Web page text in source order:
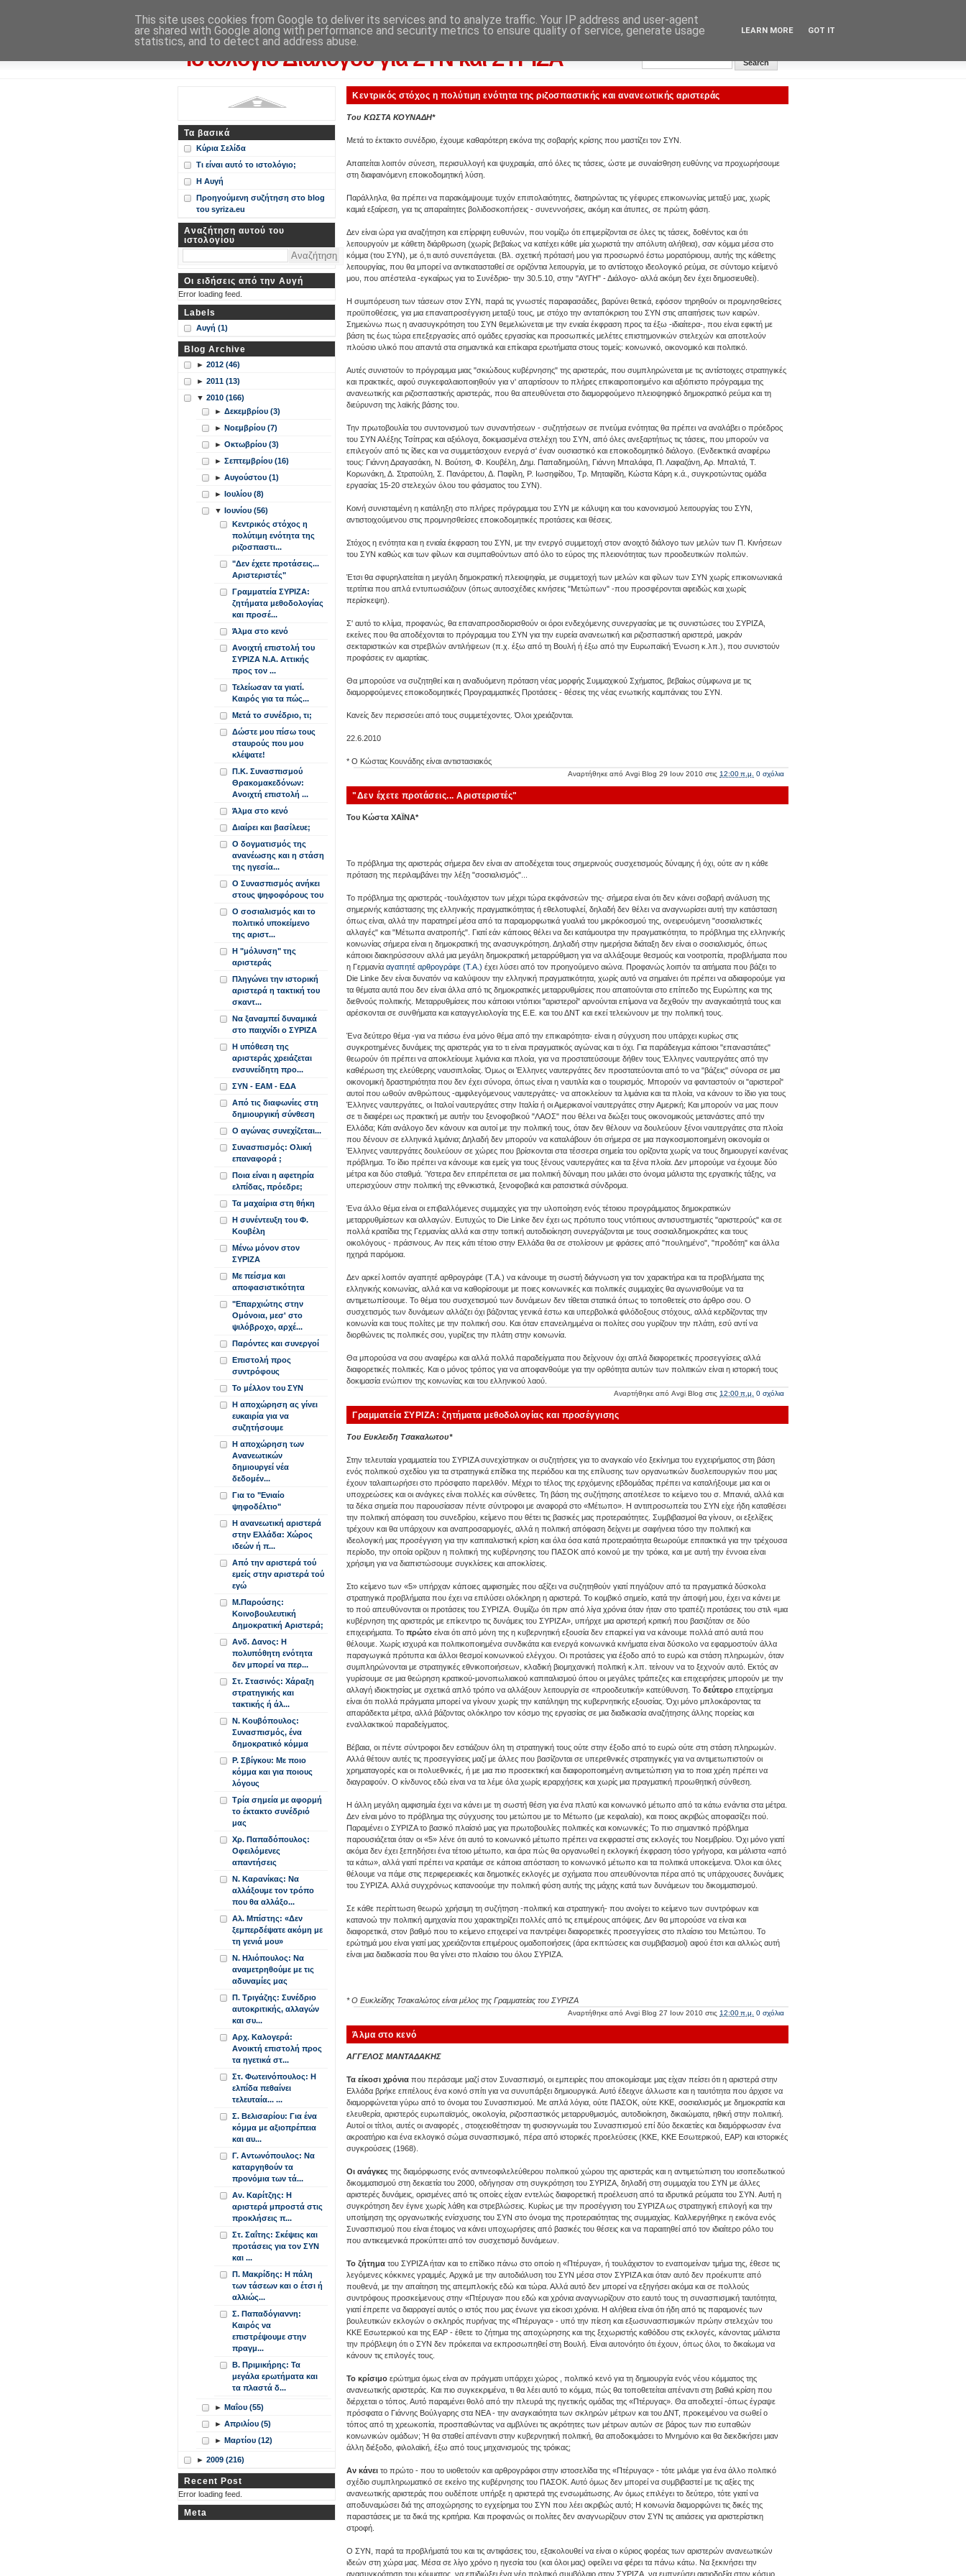
Αυγή: Κεντρική σελίδα
Ιστολόγιο Διαλόγου για ΣΥΝ και ΣΥΡΙΖΑ
Περί ΣΥΝ, ΣΥΡΙΖΑ και ευρωεκλογικού αποτελέσματος: από την εφημερίδα "Αυγή"
Κεντρικός στόχος η πολύτιμη ενότητα της ριζοσπαστικής και ανανεωτικής αριστεράς
Του ΚΩΣΤΑ ΚΟΥΝΑΔΗ*
Μετά το έκτακτο συνέδριο, έχουμε καθαρότερη εικόνα της σοβαρής κρίσης που μαστίζει τον ΣΥΝ.
Απαιτείται λοιπόν σύνεση, περισυλλογή και ψυχραιμία, από όλες τις τάσεις, ώστε με συναίσθηση ευθύνης να προχωρήσουμε
στη διαφαινόμενη εποικοδομητική λύση.
Παράλληλα, θα πρέπει να παρακάμψουμε τυχόν επιπολαιότητες, διατηρώντας τις γέφυρες επικοινωνίας μεταξύ μας, χωρίς
καμιά εξαίρεση, για τις απαραίτητες βολιδοσκοπήσεις - συνεννοήσεις, ακόμη και άτυπες, σε πρώτη φάση.
Δεν είναι ώρα για αναζήτηση και επίρριψη ευθυνών, που νομίζω ότι επιμερίζονται σε όλες τις τάσεις, δοθέντος και ότι
λειτουργούν με κάθετη διάρθρωση (χωρίς βεβαίως να κατέχει κάθε μία χωριστά την απόλυτη αλήθεια), σαν κόμμα μέσα στο
κόμμα (του ΣΥΝ), με ό,τι αυτό συνεπάγεται. (Βλ. σχετική πρότασή μου για προσωρινό έστω μορατόριουμ, αυτής της κάθετης
λειτουργίας, που θα μπορεί να αντικατασταθεί σε οριζόντια λειτουργία, με το αντίστοιχο ιδεολογικό ρεύμα, σε σύντομο κείμενό
μου, που απέστειλα -εγκαίρως για το Συνέδριο- την 30.5.10, στην "ΑΥΓΗ" - Διάλογο- αλλά ακόμη δεν έχει δημοσιευθεί).
Η συμπόρευση των τάσεων στον ΣΥΝ, παρά τις γνωστές παραφασάδες, βαρύνει θετικά, εφόσον τηρηθούν οι προμνησθείσες
προϋποθέσεις, για μια επαναπροσέγγιση μεταξύ τους, με στόχο την ανταπόκριση του ΣΥΝ στις απαιτήσεις των καιρών.
Σημειώνω πως η ανασυγκρότηση του ΣΥΝ θεμελιώνεται με την ενιαία έκφραση προς τα έξω -ιδιαίτερα-, που είναι εφικτή με
βάση τις έως τώρα επεξεργασίες από ομάδες εργασίας και προσωπικές μελέτες επιστημονικών στελεχών και αποτελούν
πλούσιο υλικό που απαντά στα σημαντικά και επίκαιρα ερωτήματα στους τομείς: κοινωνικό, οικονομικό και πολιτικό.
Αυτές συνιστούν το πρόγραμμα μιας "σκιώδους κυβέρνησης" της αριστεράς, που συμπληρώνεται με τις αντίστοιχες στρατηγικές
και πρακτικές, αφού συγκεφαλαιοποιηθούν για ν' απαρτίσουν το πλήρες επικαιροποιημένο και αξιόπιστο πρόγραμμα της
ανανεωτικής και ριζοσπαστικής αριστεράς, που θα απευθύνεται στο διαμορφούμενο πλειοψηφικό δημοκρατικό ρεύμα και τη
διεύρυνση της λαϊκής βάσης του.
Την πρωτοβουλία του συντονισμού των συναντήσεων - συζητήσεων σε πνεύμα ενότητας θα πρέπει να αναλάβει ο πρόεδρος
του ΣΥΝ Αλέξης Τσίπρας και αξιόλογα, δοκιμασμένα στελέχη του ΣΥΝ, από όλες ανεξαρτήτως τις τάσεις, που μπορούν να
επιλεγούν από τις ίδιες και να συμμετάσχουν ενεργά σ' έναν ουσιαστικό και εποικοδομητικό διάλογο. (Ενδεικτικά αναφέρω
τους: Γιάννη Δραγασάκη, Ν. Βούτση, Φ. Κουβέλη, Δημ. Παπαδημούλη, Γιάννη Μπαλάφα, Π. Λαφαζάνη, Αρ. Μπαλτά, Τ.
Κορωνάκη, Δ. Στρατούλη, Σ. Πανάρετου, Δ. Παφίλη, Ρ. Ιωσηφίδου, Τρ. Μηταφίδη, Κώστα Κάρη κ.ά., συγκροτώντας ομάδα
εργασίας 15-20 στελεχών όλου του φάσματος του ΣΥΝ).
Κοινή συνισταμένη η κατάληξη στο πλήρες πρόγραμμα του ΣΥΝ με κάλυψη και του κανονισμού λειτουργίας του ΣΥΝ,
αντιστοιχούμενου στις προμνησθείσες εποικοδομητικές προτάσεις και θέσεις.
Στόχος η ενότητα και η ενιαία έκφραση του ΣΥΝ, με την ενεργό συμμετοχή στον ανοιχτό διάλογο των μελών των Π. Κινήσεων
του ΣΥΝ καθώς και των φίλων και συμπαθούντων από όλο το εύρος της πλειονότητας των προοδευτικών πολιτών.
Έτσι θα σφυρηλατείται η μεγάλη δημοκρατική πλειοψηφία, με συμμετοχή των μελών και φίλων των ΣΥΝ χωρίς επικοινωνιακά
τερτίπια που απλά εντυπωσιάζουν (όπως αυτοσχέδιες κινήσεις "Μετώπων" -που προσφέρονται αφειδώς και χωρίς
περίσκεψη).
Σ' αυτό το κλίμα, προφανώς, θα επαναπροσδιορισθούν οι όροι ενδεχόμενης συνεργασίας με τις συνιστώσες του ΣΥΡΙΖΑ,
εκείνες που θα αποδέχονται το πρόγραμμα του ΣΥΝ για την ευρεία ανανεωτική και ριζοσπαστική αριστερά, μακράν
σεκταριστικών και στρεβλών αντιλήψεων (π.χ. έξω από τη Βουλή ή έξω από την Ευρωπαϊκή Ένωση κ.λπ.), που συνιστούν
προφάσεις εν αμαρτίαις.
Θα μπορούσε να συζητηθεί και η αναδυόμενη πρόταση νέας μορφής Συμμαχικού Σχήματος, βεβαίως σύμφωνα με τις
διαμορφούμενες εποικοδομητικές Προγραμματικές Προτάσεις - θέσεις της νέας ενωτικής καμπάνιας του ΣΥΝ.
Κανείς δεν περισσεύει από τους συμμετέχοντες. Όλοι χρειάζονται.
22.6.2010
* Ο Κώστας Κουνάδης είναι αντιστασιακός
Αναρτήθηκε από Avgi Blog 29 Ιουν 2010 στις 12:00 π.μ. 0 σχόλια
"Δεν έχετε προτάσεις... Αριστεριστές"
Του Κώστα ΧΑΪΝΑ*
Το πρόβλημα της αριστεράς σήμερα δεν είναι αν αποδέχεται τους σημερινούς συσχετισμούς δύναμης ή όχι, ούτε αν η κάθε
πρόταση της περιλαμβάνει την λέξη "σοσιαλισμός"...
Το πρόβλημα της αριστεράς -τουλάχιστον των μέχρι τώρα εκφάνσεών της- σήμερα είναι ότι δεν κάνει σοβαρή ανάλυση της
σημερινής κατάστασης της ελληνικής πραγματικότητας ή εθελοτυφλεί, δηλαδή δεν θέλει να αναγνωρίσει αυτή την κατάσταση
όπως είναι, αλλά την παρατηρεί μέσα από τα παραμορφωτικά γυαλιά του μικρόκοσμού της, ονειρευόμενη "σοσιαλιστικές
αλλαγές" και "Μέτωπα ανατροπής". Γιατί εάν κάποιος θέλει να δει κατάμουτρα την πραγματικότητα, το πρόβλημα της ελληνικής
κοινωνίας σήμερα είναι η δημοκρατική της ανασυγκρότηση. Δηλαδή στην ημερήσια διάταξη δεν είναι ο σοσιαλισμός, όπως
κάποιοι διακηρύσσουν αλλά μια μεγάλη δημοκρατική μεταρρύθμιση για να αλλάξουμε θεσμούς και νοοτροπία, προβλήματα που
η Γερμανία αγαπητέ αρθρογράφε (Τ.Α.) έχει λύσει από τον προηγούμενο αιώνα. Προφανώς λοιπόν τα αιτήματα που βάζει το
Die Linke δεν είναι δυνατόν να καλύψουν την ελληνική πραγματικότητα, χωρίς αυτό να σημαίνει ότι πρέπει να αδιαφορούμε για
τα θέματα αυτά που δεν είναι άλλα από τις δημοκρατικές μεταρρυθμίσεις που απαιτούνται στο επίπεδο της Ευρώπης και της
διεθνούς πολιτικής. Μεταρρυθμίσεις που κάποιοι ντόπιοι "αριστεροί" αρνούνται επίμονα να δεχθούν την αναγκαιότητά τους και
αρέσκονται σε συνθήματα και καταγγελιολογία της Ε.Ε. και του ΔΝΤ και εκεί τελειώνουν με την πολιτική τους.
Ένα δεύτερο θέμα -για να πιάσω ένα μόνο θέμα από την επικαιρότητα- είναι η σύγχυση που υπάρχει κυρίως στις
συγκροτημένες δυνάμεις της αριστεράς για το τι είναι πραγματικός αγώνας και τι όχι. Για παράδειγμα κάποιοι "επαναστάτες"
θεωρούν ότι πρέπει να αποκλείουμε λιμάνια και πλοία, για να προστατεύσουμε δήθεν τους Έλληνες ναυτεργάτες από την
καθιέρωση της ελεύθερης ναυσιπλοΐας. Όμως οι Έλληνες ναυτεργάτες δεν προστατεύονται από το να "βάζεις" σύνορα σε μια
οικονομική δραστηριότητα που δεν έχει σύνορα, όπως είναι η ναυτιλία και ο τουρισμός. Μπορούν να φανταστούν οι "αριστεροί"
αυτοί που ωθούν ανθρώπους -αμφιλεγόμενους ναυτεργάτες- να αποκλείουν τα λιμάνια και τα πλοία, να κάνουν το ίδιο για τους
Έλληνες ναυτεργάτες, οι Ιταλοί ναυτεργάτες στην Ιταλία ή οι Αμερικανοί ναυτεργάτες στην Αμερική; Και μπορούν να μας πουν
σε τι διαφέρει ως πρακτική με αυτήν του ξενοφοβικού "ΛΑΟΣ" που θέλει να διώξει τους οικονομικούς μετανάστες από την
Ελλάδα; Κάτι ανάλογο δεν κάνουν και αυτοί με την πολιτική τους, όταν δεν θέλουν να δουλεύουν ξένοι ναυτεργάτες στα πλοία
που δένουν σε ελληνικά λιμάνια; Δηλαδή δεν μπορούν να καταλάβουν ότι σήμερα σε μια παγκοσμιοποιημένη οικονομία οι
Έλληνες ναυτεργάτες δουλεύουν σε χώρες που βρίσκονται στα τέσσερα σημεία του ορίζοντα χωρίς να τους δημιουργεί κανένας
πρόβλημα. Το ίδιο πρέπει να κάνουμε και εμείς για τους ξένους ναυτεργάτες και τα ξένα πλοία. Δεν μπορούμε να έχουμε δύο
μέτρα και δύο σταθμά. Ύστερα δεν επιτρέπεται σε μια πολιτική δύναμη που μιλάει στο όνομα μάλιστα της εργατικής τάξης, να
υπερισχύουν στην πολιτική της εθνικιστικά, ξενοφοβικά και ρατσιστικά σύνδρομα.
Ένα άλλο θέμα είναι οι επιβαλλόμενες συμμαχίες για την υλοποίηση ενός τέτοιου προγράμματος δημοκρατικών
μεταρρυθμίσεων και αλλαγών. Ευτυχώς το Die Linke δεν έχει ως πρότυπο τους ντόπιους αντισυστημιστές "αριστερούς" και σε
πολλά κρατίδια της Γερμανίας αλλά και στην τοπική αυτοδιοίκηση συνεργάζονται με τους σοσιαλδημοκράτες και τους
οικολόγους - πράσινους. Αν πεις κάτι τέτοιο στην Ελλάδα θα σε στολίσουν με φράσεις από "πουλημένο", "προδότη" και άλλα
ηχηρά παρόμοια.
Δεν αρκεί λοιπόν αγαπητέ αρθρογράφε (Τ.Α.) να κάνουμε τη σωστή διάγνωση για τον χαρακτήρα και τα προβλήματα της
ελληνικής κοινωνίας, αλλά και να καθορίσουμε με ποιες κοινωνικές και πολιτικές συμμαχίες θα αγωνισθούμε να τα
αντιμετωπίσουμε. Το θέμα του συσχετισμού των δυνάμεων δεν τίθεται στατικά όπως το τοποθετείς στο άρθρο σου. Ο
συσχετισμός των δυνάμεων αλλάζει όχι βάζοντας γενικά έστω και υπερβολικά φιλόδοξους στόχους, αλλά κερδίζοντας την
κοινωνία και τους πολίτες με την πολιτική σου. Και όταν επανειλημμένα οι πολίτες σου γυρίζουν την πλάτη, εσύ αντί να
διορθώνεις τις πολιτικές σου, γυρίζεις την πλάτη στην κοινωνία.
Θα μπορούσα να σου αναφέρω και αλλά πολλά παραδείγματα που δείχνουν όχι απλά διαφορετικές προσεγγίσεις αλλά
διαφορετικές πολιτικές. Και ο μόνος τρόπος για να αποφανθούμε για την ορθότητα αυτών των πολιτικών είναι η ιστορική τους
δοκιμασία ενώπιον της κοινωνίας και του ελληνικού λαού.
Αναρτήθηκε από Avgi Blog στις 12:00 π.μ. 0 σχόλια
Γραμματεία ΣΥΡΙΖΑ: ζητήματα μεθοδολογίας και προσέγγισης
Του Ευκλειδη Τσακαλωτου*
Στην τελευταία γραμματεία του ΣΥΡΙΖΑ συνεχίστηκαν οι συζητήσεις για το αναγκαίο νέο ξεκίνημα του εγχειρήματος στη βάση
ενός πολιτικού σχεδίου για τα στρατηγικά επίδικα της περιόδου και της επίλυσης των οργανωτικών δυσλειτουργιών που μας
έχουν ταλαιπωρήσει στο πρόσφατο παρελθόν. Μέχρι το τέλος της ερχόμενης εβδομάδας πρέπει να καταλήξουμε μια και οι
υποχρεώσεις και οι ανάγκες είναι πολλές και σύνθετες. Τη βάση της συζήτησης αποτέλεσε το κείμενο του σ. Μπανιά, αλλά και
τα δέκα σημεία που παρουσίασαν πέντε σύντροφοι με αναφορά στο «Μέτωπο». Η αντιπροσωπεία του ΣΥΝ είχε ήδη καταθέσει
την πολιτική απόφαση του συνεδρίου, κείμενο που θέτει τις βασικές μας προτεραιότητες. Συμβιβασμοί θα γίνουν, οι εξελίξεις
τρέχουν και θα υπάρχουν και αναπροσαρμογές, αλλά η πολιτική απόφαση δείχνει με σαφήνεια τόσο την πολιτική και
ιδεολογική μας προσέγγιση για την καπιταλιστική κρίση και όλα όσα κατά προτεραιότητα θεωρούμε επιτακτικά για την τρέχουσα
περίοδο, την οποία ορίζουν η πολιτική της κυβέρνησης του ΠΑΣΟΚ από κοινού με την τρόικα, και με αυτή την έννοια είναι
χρήσιμη για να διαπιστώσουμε συγκλίσεις και αποκλίσεις.
Στο κείμενο των «5» υπήρχαν κάποιες αμφισημίες που αξίζει να συζητηθούν γιατί πηγάζουν από τα πραγματικά δύσκολα
στρατηγικά προβλήματα που έχει να επιλύσει ολόκληρη η αριστερά. Το κομβικό σημείο, κατά την άποψή μου, έχει να κάνει με
το πού απευθύνονται οι προτάσεις του ΣΥΡΙΖΑ. Θυμίζω ότι πριν από λίγα χρόνια όταν ήταν στο τραπέζι προτάσεις του στιλ «μια
κυβέρνηση της αριστεράς με επίκεντρο τις δυνάμεις του ΣΥΡΙΖΑ», υπήρχε μια αριστερή κριτική που βασιζόταν σε δύο
επιχειρήματα. Το πρώτο είναι ότι από μόνη της η κυβερνητική εξουσία δεν επαρκεί για να κάνουμε πολλά από αυτά που
θέλουμε. Χωρίς ισχυρά και πολιτικοποιημένα συνδικάτα και ενεργά κοινωνικά κινήματα είναι δύσκολο να εφαρμοστούν άλλα
παραγωγικά πρότυπα και άλλοι θεσμοί κοινωνικού ελέγχου. Οι προτάσεις για έξοδο από το ευρώ και στάση πληρωμών, όταν
συμπληρώνονται με στρατηγικές εθνικοποιήσεων, κλαδική βιομηχανική πολιτική κ.λπ. τείνουν να το ξεχνούν αυτό. Εκτός αν
γυρίσουμε σε μια θεώρηση κρατικού-μονοπωλιακού καπιταλισμού όπου οι μεγάλες τράπεζες και επιχειρήσεις μπορούν με την
αλλαγή ιδιοκτησίας με σχετικά απλό τρόπο να αλλάξουν λειτουργία σε «προοδευτική» κατεύθυνση. Το δεύτερο επιχείρημα
είναι ότι πολλά πράγματα μπορεί να γίνουν χωρίς την κατάληψη της κυβερνητικής εξουσίας. Όχι μόνο μπλοκάροντας τα
απαράδεκτα μέτρα, αλλά βάζοντας ολόκληρο τον κόσμο της εργασίας σε μια διαδικασία αναζήτησης άλλης πορείας και
εναλλακτικού παραδείγματος.
Βέβαια, οι πέντε σύντροφοι δεν εστιάζουν όλη τη στρατηγική τους ούτε στην έξοδο από το ευρώ ούτε στη στάση πληρωμών.
Αλλά θέτουν αυτές τις προσεγγίσεις μαζί με άλλες που βασίζονται σε υπερεθνικές στρατηγικές για να αντιμετωπιστούν οι
χρηματαγορές και οι πολυεθνικές, ή με μια πιο προσεκτική και διαφοροποιημένη αντιμετώπιση για το ποια χρέη πρέπει να
διαγραφούν. Ο κίνδυνος εδώ είναι να τα λέμε όλα χωρίς ιεραρχήσεις και χωρίς μια πραγματική προωθητική σύνθεση.
Η άλλη μεγάλη αμφισημία έχει να κάνει με τη σωστή θέση για ένα πλατύ και κοινωνικό μέτωπο από τα κάτω ενάντια στα μέτρα.
Δεν είναι μόνο το πρόβλημα της σύγχυσης του μετώπου με το Μέτωπο (με κεφαλαίο), και ποιος ακριβώς αποφασίζει πού.
Παραμένει ο ΣΥΡΙΖΑ το βασικό πλαίσιό μας για πρωτοβουλίες πολιτικές και κοινωνικές; Το πιο σημαντικό πρόβλημα
παρουσιάζεται όταν οι «5» λένε ότι αυτό το κοινωνικό μέτωπο πρέπει να εκφραστεί στις εκλογές του Νοεμβρίου. Όχι μόνο γιατί
ακόμα δεν έχει ξεπηδήσει ένα τέτοιο μέτωπο, και άρα πώς θα οργανωθεί η εκλογική έκφραση τόσο γρήγορα, και μάλιστα «από
τα κάτω», αλλά γιατί πρέπει να κρατάμε σε κάποια απόσταση το κοινωνικό μέτωπο και τα πολιτικά υποκείμενα. Όλοι και όλες
θέλουμε να πάμε στις περιφερειακές και δημοτικές εκλογές με σχήματα που απευθύνονται πέρα από τις υπάρχουσες δυνάμεις
του ΣΥΡΙΖΑ. Αλλά συγχρόνως κατανοούμε την πολιτική φύση αυτής της μάχης κατά των δυνάμεων του δικομματισμού.
Σε κάθε περίπτωση θεωρώ χρήσιμη τη συζήτηση -πολιτική και στρατηγική- που ανοίγει το κείμενο των συντρόφων και
κατανοώ την πολιτική αμηχανία που χαρακτηρίζει πολλές από τις επιμέρους απόψεις. Δεν θα μπορούσε να είναι και
διαφορετικά, στον βαθμό που το κείμενο επιχειρεί να παντρέψει διαφορετικές προσεγγίσεις στο πλαίσιο του Μετώπου. Το
ερώτημά μου είναι γιατί μας χρειάζονται επιμέρους ομαδοποιήσεις (άρα εκπτώσεις και συμβιβασμοί) αφού έτσι και αλλιώς αυτή
είναι μια διαδικασία που θα γίνει στο πλαίσιο του όλου ΣΥΡΙΖΑ.
* Ο Ευκλείδης Τσακαλώτος είναι μέλος της Γραμματείας του ΣΥΡΙΖΑ
Αναρτήθηκε από Avgi Blog 27 Ιουν 2010 στις 12:00 π.μ. 0 σχόλια
Άλμα στο κενό
ΑΓΓΕΛΟΣ ΜΑΝΤΑΔΑΚΗΣ
Τα είκοσι χρόνια που περάσαμε μαζί στον Συνασπισμό, οι εμπειρίες που αποκομίσαμε μας είχαν πείσει ότι η αριστερά στην
Ελλάδα βρήκε επιτέλους ένα κοινό σπίτι για να συνυπάρξει δημιουργικά. Αυτό έδειχνε άλλωστε και η ταυτότητα που άρχισε να
διαμορφώνεται γύρω από το όνομα του Συνασπισμού. Με απλά λόγια, ούτε ΠΑΣΟΚ, ούτε ΚΚΕ, σοσιαλισμός με δημοκρατία και
ελευθερία, αριστερός ευρωπαϊσμός, οικολογία, ριζοσπαστικός μεταρρυθμισμός, αυτοδιοίκηση, δικαιώματα, ηθική στην πολιτική.
Αυτοί οι τίτλοι, αυτές οι αναφορές , στοιχειοθέτησαν τη φυσιογνωμία του Συνασπισμού επί δύο δεκαετίες και διαμόρφωσαν ένα
ακροατήριο και ένα εκλογικό σώμα συνασπισμικό, πέρα από ιστορικές προελεύσεις (ΚΚΕ, ΚΚΕ Εσωτερικού, ΕΑΡ) και ιστορικές
συγκρούσεις (1968).
Οι ανάγκες της διαμόρφωσης ενός αντινεοφιλελεύθερου πολιτικού χώρου της αριστεράς και η αντιμετώπιση του ισοπεδωτικού
δικομματισμού στη δεκαετία του 2000, οδήγησαν στη συγκρότηση του ΣΥΡΙΖΑ, δηλαδή στη συμμαχία του ΣΥΝ με άλλες
αριστερές δυνάμεις, ορισμένες από τις οποίες είχαν εντελώς διαφορετική προέλευση από τα ιδρυτικά ρεύματα του ΣΥΝ. Αυτή η
συγκρότηση δεν έγινε χωρίς λάθη και στρεβλώσεις. Κυρίως με την προσέγγιση του ΣΥΡΙΖΑ ως στρατηγική επιλογή και την
υποτίμηση της οργανωτικής ενίσχυσης του ΣΥΝ στο όνομα της προτεραιότητας της συμμαχίας. Καλλιεργήθηκε η εικόνα ενός
Συνασπισμού που είναι έτοιμος να κάνει υποχωρήσεις από βασικές του θέσεις και να παραιτηθεί από τον ιδιαίτερο ρόλο του
που αντικειμενικά προκύπτει από τον συσχετισμό δυνάμεων.
Το ζήτημα του ΣΥΡΙΖΑ ήταν και το επίδικο πάνω στο οποίο η «Πτέρυγα», ή τουλάχιστον το εναπομείναν τμήμα της, έθεσε τις
λεγόμενες κόκκινες γραμμές. Αρχικά με την αυτοδιάλυση του ΣΥΝ μέσα στον ΣΥΡΙΖΑ και όταν αυτό δεν προέκυπτε από
πουθενά, με την απαίτηση της απεμπλοκής εδώ και τώρα. Αλλά αυτό δεν μπορεί να εξηγήσει ακόμα και σε πολλούς
συντρόφους προσκείμενους στην «Πτέρυγα» που εδώ και χρόνια αναγνωρίζουν στο εαυτό τους τη συνασπισμική ταυτότητα,
γιατί έπρεπε να διαρραγεί αυτός ο ιστός που μας ένωνε για είκοσι χρόνια. Η αλήθεια είναι ότι ήδη από τις παραμονές των
βουλευτικών εκλογών ο σκληρός πυρήνας της «Πτέρυγας» - υπό την πίεση και εξωσυνασπισμικών πρώην στελεχών του
ΚΚΕ Εσωτερικού και της ΕΑΡ - έθετε το ζήτημα της αποχώρησης και της ξεχωριστής καθόδου στις εκλογές, κάνοντας μάλιστα
την πρόβλεψη ότι ο ΣΥΝ δεν πρόκειται να εκπροσωπηθεί στη Βουλή. Είναι αυτονόητο ότι έχουν, όπως όλοι, το δικαίωμα να
κάνουν τις επιλογές τους.
Το κρίσιμο ερώτημα όμως είναι αν πράγματι υπάρχει χώρος , πολιτικό κενό για τη δημιουργία ενός νέου κόμματος της
ανανεωτικής αριστεράς. Και πιο συγκεκριμένα, τι θα λέει αυτό το κόμμα, πώς θα τοποθετείται απέναντι στη βαθιά κρίση που
διέρχεται ο τόπος. Αυτό παραμένει θολό από την πλευρά της ηγετικής ομάδας της «Πτέρυγας». Θα αποδεχτεί -όπως έγραψε
πρόσφατα ο Γιάννης Βούλγαρης στα ΝΕΑ - την αναγκαιότητα των σκληρών μέτρων και του ΔΝΤ, προκειμένου να σωθεί ο
τόπος από τη χρεωκοπία, προσπαθώντας να αμβλύνει τις ακρότητες των μέτρων αυτών σε βάρος των πιο ευπαθών
κοινωνικών ομάδων; Ή θα σταθεί απέναντι στην κυβερνητική πολιτική, θα αποδοκιμάσει το Μνημόνιο και θα διεκδικήσει μιαν
άλλη διέξοδο, φιλολαϊκή, έξω από τους μηχανισμούς της τρόικας;
Αν κάνει το πρώτο - που το υιοθετούν και αρθρογράφοι στην ιστοσελίδα της «Πτέρυγας» - τότε μιλάμε για ένα άλλο πολιτικό
σχέδιο συμπληρωματικό σε εκείνο της κυβέρνησης του ΠΑΣΟΚ. Αυτό όμως δεν μπορεί να συμβιβαστεί με τις αξίες της
ανανεωτικής αριστεράς που ουδέποτε υπήρξε η αριστερά της ενσωμάτωσης. Αν όμως επιλέγει το δεύτερο, τότε γιατί να
αποδυναμώσει διά της αποχώρησης το εγχείρημα του ΣΥΝ που λέει ακριβώς αυτό; Η κοινωνία διαμορφώνει τις δικές της
παραστάσεις με τα δικά της κριτήρια. Και προφανώς οι πολίτες δεν αναγνωρίζουν στον ΣΥΝ τις αιτιάσεις για αριστερίστικη
στροφή.
Ο ΣΥΝ, παρά τα προβλήματά του και τις αντιφάσεις του, εξακολουθεί να είναι ο κύριος φορέας των αριστερών ανανεωτικών
ιδεών στη χώρα μας. Μέσα σε λίγο χρόνο η ηγεσία του (και όλοι μας) οφείλει να φέρει τα πάνω κάτω. Να ξεκινήσει την
ανασυγκρότηση του κόμματος, να επιδιώξει ένα νέο πολιτικό συμβόλαιο στον ΣΥΡΙΖΑ, να εμπνεύσει αισιοδοξία στον κόσμο
Τα βασικά
Κύρια Σελίδα
Τι είναι αυτό το ιστολόγιο;
Η Αυγή
Προηγούμενη συζήτηση στο blog
του syriza.eu
Αναζήτηση αυτού του
ιστολογίου
Οι ειδήσεις από την Αυγή
Error loading feed.
Labels
Αυγή (1)
Blog Archive
► 2012 (46)
► 2011 (13)
▼ 2010 (166)
► Δεκεμβρίου (3)
► Νοεμβρίου (7)
► Οκτωβρίου (3)
► Σεπτεμβρίου (16)
► Αυγούστου (1)
► Ιουλίου (8)
▼ Ιουνίου (56)
Κεντρικός στόχος η
πολύτιμη ενότητα της
ριζοσπαστι...
"Δεν έχετε προτάσεις...
Αριστεριστές"
Γραμματεία ΣΥΡΙΖΑ:
ζητήματα μεθοδολογίας
και προσέ...
Άλμα στο κενό
Ανοιχτή επιστολή του
ΣΥΡΙΖΑ Ν.Α. Αττικής
προς τον ...
Τελείωσαν τα γιατί.
Καιρός για τα πώς...
Μετά το συνέδριο, τι;
Δώστε μου πίσω τους
σταυρούς που μου
κλέψατε!
Π.Κ. Συνασπισμού
Θρακομακεδόνων:
Ανοιχτή επιστολή ...
Άλμα στο κενό
Διαίρει και βασίλευε;
Ο δογματισμός της
ανανέωσης και η στάση
της ηγεσία...
Ο Συνασπισμός ανήκει
στους ψηφοφόρους του
Ο σοσιαλισμός και το
πολιτικό υποκείμενο
της αριστ...
Η "μόλυνση" της
αριστεράς
Πληγώνει την ιστορική
αριστερά η τακτική του
σκαντ...
Να ξαναμπεί δυναμικά
στο παιχνίδι ο ΣΥΡΙΖΑ
Η υπόθεση της
αριστεράς χρειάζεται
ενσυνείδητη προ...
ΣΥΝ - ΕΑΜ - ΕΔΑ
Από τις διαφωνίες στη
δημιουργική σύνθεση
Ο αγώνας συνεχίζεται...
Συνασπισμός: Ολική
επαναφορά ;
Ποια είναι η αφετηρία
ελπίδας, πρόεδρε;
Τα μαχαίρια στη θήκη
Η συνέντευξη του Φ.
Κουβέλη
Μένω μόνον στον
ΣΥΡΙΖΑ
Με πείσμα και
αποφασιστικότητα
"Επαρχιώτης στην
Ομόνοια, μεσ' στο
ψιλόβροχο, αρχέ...
Παρόντες και συνεργοί
Επιστολή προς
συντρόφους
Το μέλλον του ΣΥΝ
Η αποχώρηση ας γίνει
ευκαιρία για να
συζητήσουμε
Η αποχώρηση των
Ανανεωτικών
δημιουργεί νέα
δεδομέν...
Για το "Ενιαίο
ψηφοδέλτιο"
Η ανανεωτική αριστερά
στην Ελλάδα: Χώρος
ιδεών ή π...
Από την αριστερά τού
εμείς στην αριστερά τού
εγώ
Μ.Παρούσης:
Κοινοβουλευτική
Δημοκρατική Αριστερά;
Ανδ. Δανος: Η
πολυπόθητη ενότητα
δεν μπορεί να περ...
Στ. Στασινός: Χάραξη
στρατηγικής και
τακτικής ή άλ...
Ν. Κουβόπουλος:
Συνασπισμός, ένα
δημοκρατικό κόμμα
Ρ. Σβίγκου: Με ποιο
κόμμα και για ποιους
λόγους
Τρία σημεία με αφορμή
το έκτακτο συνέδριό
μας
Χρ. Παπαδόπουλος:
Οφειλόμενες
απαντήσεις
Ν. Καρανίκας: Να
αλλάξουμε τον τρόπο
που θα αλλάξο...
Αλ. Μπίστης: «Δεν
ξεμπερδέψατε ακόμη με
τη γενιά μου»
Ν. Ηλιόπουλος: Να
αναμετρηθούμε με τις
αδυναμίες μας
Π. Τριγάζης: Συνέδριο
αυτοκριτικής, αλλαγών
και συ...
Αρχ. Καλογερά:
Ανοικτή επιστολή προς
τα ηγετικά στ...
Στ. Φωτεινόπουλος: Η
ελπίδα πεθαίνει
τελευταία... ...
Σ. Βελισαρίου: Για ένα
κόμμα με αξιοπρέπεια
και αυ...
Γ. Αντωνόπουλος: Να
καταργηθούν τα
προνόμια των τά...
Αν. Καρίτζης: Η
αριστερά μπροστά στις
προκλήσεις π...
Στ. Σαΐτης: Σκέψεις και
προτάσεις για τον ΣΥΝ
και ...
Π. Μακρίδης: H πάλη
των τάσεων και ο έτσι ή
αλλιώς...
Σ. Παπαδόγιαννη:
Καιρός να
επιστρέψουμε στην
πραγμ...
Β. Πριμικήρης: Τα
μεγάλα ερωτήματα και
τα πλαστά δ...
► Μαΐου (55)
► Απριλίου (5)
► Μαρτίου (12)
► 2009 (216)
Recent Post
Error loading feed.
Meta
This site uses cookies from Google to deliver its services and to analyze traffic. Your IP address and user-agent
are shared with Google along with performance and security metrics to ensure quality of service, generate usage
statistics, and to detect and address abuse.
LEARN MORE GOT IT